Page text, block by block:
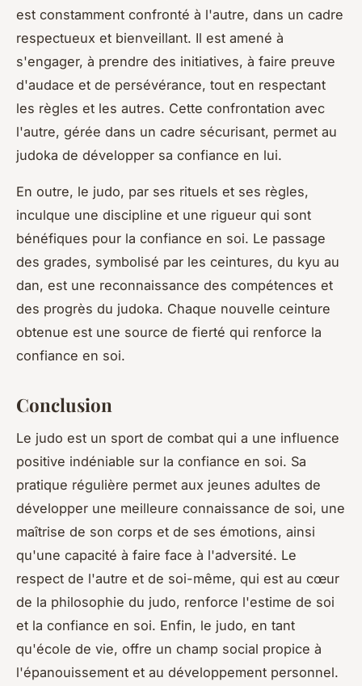
est constamment confronté à l'autre, dans un cadre
respectueux et bienveillant. Il est amené à
s'engager, à prendre des initiatives, à faire preuve
d'audace et de persévérance, tout en respectant
les règles et les autres. Cette confrontation avec
l'autre, gérée dans un cadre sécurisant, permet au
judoka de développer sa confiance en lui.
En outre, le judo, par ses rituels et ses règles,
inculque une discipline et une rigueur qui sont
bénéfiques pour la confiance en soi. Le passage
des grades, symbolisé par les ceintures, du kyu au
dan, est une reconnaissance des compétences et
des progrès du judoka. Chaque nouvelle ceinture
obtenue est une source de fierté qui renforce la
confiance en soi.
Conclusion
Le judo est un sport de combat qui a une influence
positive indéniable sur la confiance en soi. Sa
pratique régulière permet aux jeunes adultes de
développer une meilleure connaissance de soi, une
maîtrise de son corps et de ses émotions, ainsi
qu'une capacité à faire face à l'adversité. Le
respect de l'autre et de soi-même, qui est au cœur
de la philosophie du judo, renforce l'estime de soi
et la confiance en soi. Enfin, le judo, en tant
qu'école de vie, offre un champ social propice à
l'épanouissement et au développement personnel.